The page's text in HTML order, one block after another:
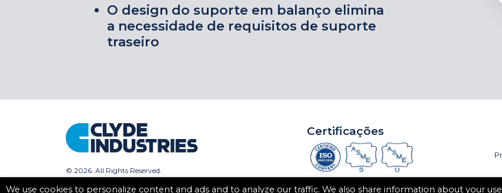
O design do suporte em balanço elimina
a necessidade de requisitos de suporte
traseiro
© 2026. All Rights Reserved.
Certificações
We use cookies to personalize content and ads and to analyze our traffic. We also share information about your